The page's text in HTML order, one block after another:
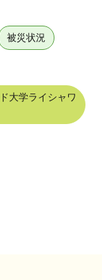
被災状況
大学ライシャワ